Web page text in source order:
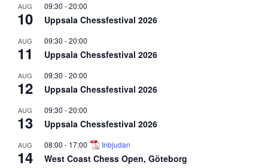
AUG
10
09:30 -20:00
Uppsala Chessfestival 2026
AUG
11
09:30 -20:00
Uppsala Chessfestival 2026
AUG
12
09:30 -20:00
Uppsala Chessfestival 2026
AUG
13
09:30 -20:00
Uppsala Chessfestival 2026
AUG
14
08:00 - 17:00 Inbjudan
West Coast Chess Open, Göteborg